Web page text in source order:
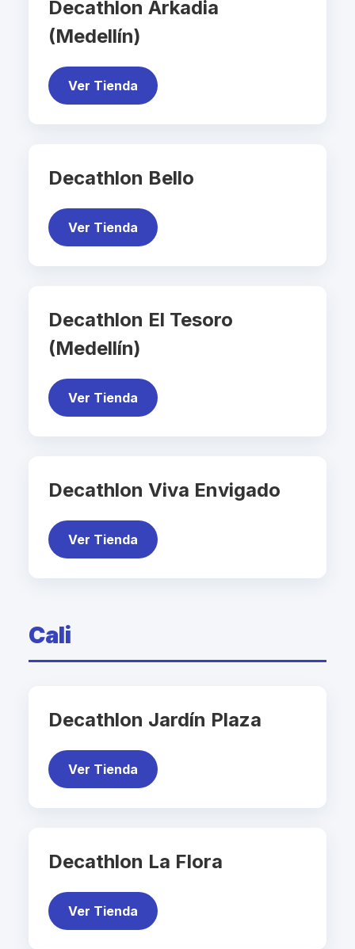
Decathlon Arkadia
(Medellín)
Ver Tienda
Decathlon Bello
Ver Tienda
Decathlon El Tesoro
(Medellín)
Ver Tienda
Decathlon Viva Envigado
Ver Tienda
Cali
Decathlon Jardín Plaza
Ver Tienda
Decathlon La Flora
Ver Tienda